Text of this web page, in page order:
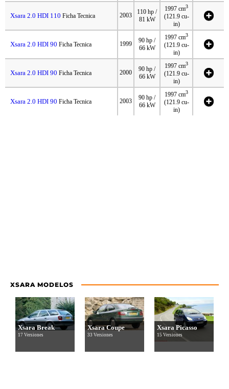
Xsara 2.0 HDI 110 Ficha Tecnica 2003
110 hp /
81 kW
1997 cm3
(121.9 cu-
in)
Xsara 2.0 HDI 90 Ficha Tecnica 1999
90 hp /
66 kW
1997 cm3
(121.9 cu-
in)
Xsara 2.0 HDI 90 Ficha Tecnica 2000
90 hp /
66 kW
1997 cm3
(121.9 cu-
in)
Xsara 2.0 HDI 90 Ficha Tecnica 2003
90 hp /
66 kW
1997 cm3
(121.9 cu-
in)
XSARA MODELOS
Xsara Break
17 Versiones
Xsara Coupe
33 Versiones
Xsara Picasso
15 Versiones